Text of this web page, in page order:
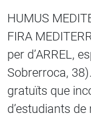
HUMUS
FIRA
per d’ARREL,
Sobrerroca,
gratuïts que
d’estudiants